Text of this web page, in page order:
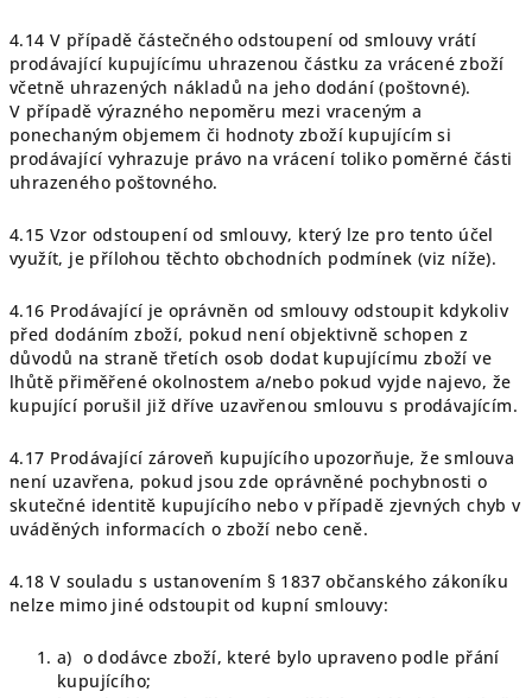
4.14 V případě částečného odstoupení od smlouvy vrátí
prodávající kupujícímu uhrazenou částku za vrácené zboží
včetně uhrazených nákladů na jeho dodání (poštovné).
V případě výrazného nepoměru mezi vraceným a
ponechaným objemem či hodnoty zboží kupujícím si
prodávající vyhrazuje právo na vrácení toliko poměrné části
uhrazeného poštovného.
4.15 Vzor odstoupení od smlouvy, který lze pro tento účel
využít, je přílohou těchto obchodních podmínek (viz níže).
4.16 Prodávající je oprávněn od smlouvy odstoupit kdykoliv
před dodáním zboží, pokud není objektivně schopen z
důvodů na straně třetích osob dodat kupujícímu zboží ve
lhůtě přiměřené okolnostem a/nebo pokud vyjde najevo, že
kupující porušil již dříve uzavřenou smlouvu s prodávajícím.
4.17 Prodávající zároveň kupujícího upozorňuje, že smlouva
není uzavřena, pokud jsou zde oprávněné pochybnosti o
skutečné identitě kupujícího nebo v případě zjevných chyb v
uváděných informacích o zboží nebo ceně.
4.18 V souladu s ustanovením § 1837 občanského zákoníku
nelze mimo jiné odstoupit od kupní smlouvy:
a) o dodávce zboží, které bylo upraveno podle přání
kupujícího;